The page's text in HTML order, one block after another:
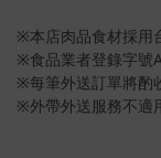
※本店肉品食材採用
※食品業者登錄字號
※每筆外送訂單將酌
※外帶外送服務不適